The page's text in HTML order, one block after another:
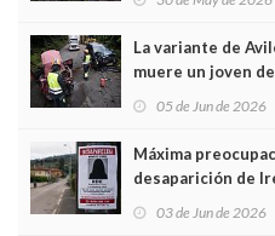
La variante de
muere un joven
frontal
05 de Jun de 2026
Máxima
desaparición de
03 de Jun de 2026